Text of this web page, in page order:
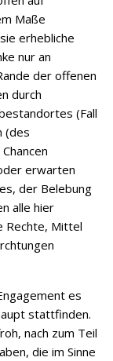
Maße
erhebliche
nur an
der offenen
durch
(Fall
(des
erwarten
der Belebung
alle hier
Rechte, Mittel
es
stattfinden.
nach zum Teil
die im Sinne